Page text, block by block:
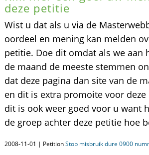
deze petitie
Wist u dat als u via de
oordeel en mening kan melden
petitie. Doe dit omdat als we aan
de maand de meeste stemmen
dat deze pagina dan site van de
en dit is extra promoite voor deze
dit is ook weer goed voor u want
de groep achter deze petitie hoe
2008-11-01 | PetitionStop misbruik dure 0900